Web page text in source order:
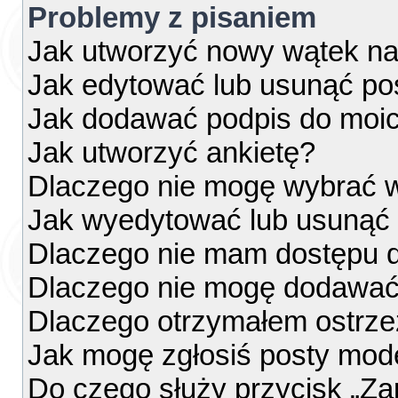
Problemy z pisaniem
Jak utworzyć nowy wątek
Jak edytować lub usunąć
Jak dodawać podpis do
Jak utworzyć ankietę?
Dlaczego nie mogę wybrać
Jak wyedytować lub usunąć
Dlaczego nie mam dostępu
Dlaczego nie mogę
Dlaczego otrzymałem
Jak mogę zgłosiś posty
Do czego służy przycisk